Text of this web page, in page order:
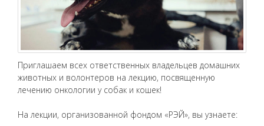
Приглашаем всех ответственных владельцев домашних
животных и волонтеров на лекцию, посвященную
лечению онкологии у собак и кошек!
На лекции, организованной фондом «РЭЙ», вы узнаете: